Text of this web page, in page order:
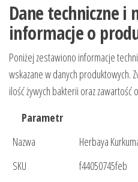
Dane techniczne i
informacje o
Poniżej zestawiono informacje
wskazane w danych produktowych.
ilość żywych bakterii oraz zawartość
Parametr
Nazwa
Herbaya
SKU
f44050745feb